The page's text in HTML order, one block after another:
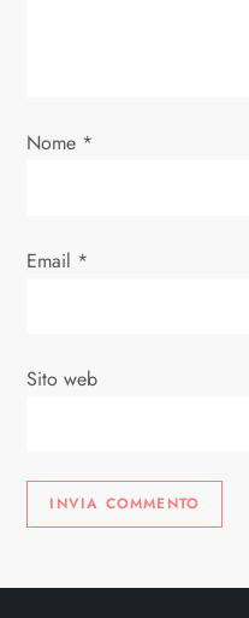
r
i
o
i
Nome *
Email *
Sito web